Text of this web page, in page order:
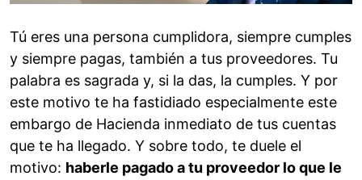
Tú eres una persona cumplidora, siempre cumples
y siempre pagas, también a tus proveedores. Tu
palabra es sagrada y, si la das, la cumples. Y por
este motivo te ha fastidiado especialmente este
embargo de Hacienda inmediato de tus cuentas
que te ha llegado. Y sobre todo, te duele el
motivo: haberle pagado a tu proveedor lo que le